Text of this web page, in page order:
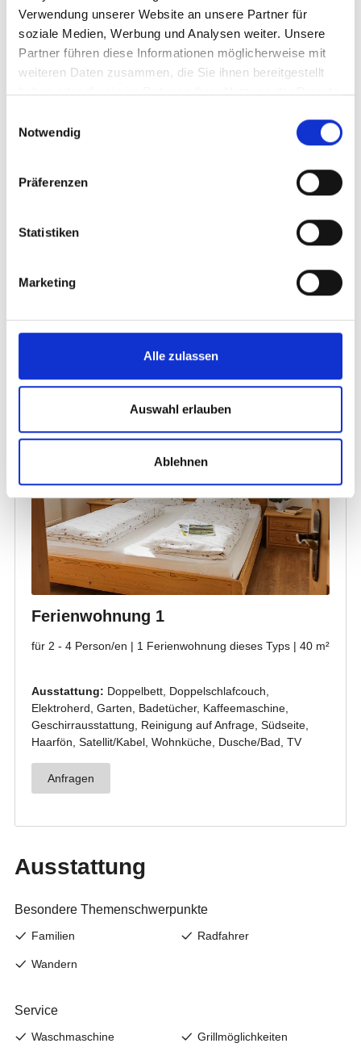
Verwendung unserer Website an unsere Partner für
soziale Medien, Werbung und Analysen weiter. Unsere
Partner führen diese Informationen möglicherweise mit
weiteren Daten zusammen, die Sie ihnen bereitgestellt
haben oder die sie im Rahmen Ihrer Nutzung der Dienste
Notwendig
Präferenzen
Statistiken
Marketing
Alle zulassen
Auswahl erlauben
Ablehnen